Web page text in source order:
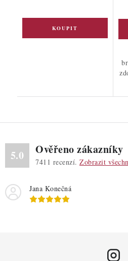
5.0 Ověřeno zákazníky
7411 recenzí. Zobrazit
Jana Konečná